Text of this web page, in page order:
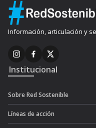
Información, articulación y
Institucional
Sobre Red Sostenible
Líneas de acción